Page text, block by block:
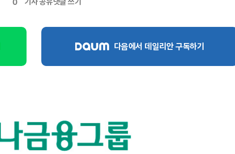
다음에서 데일리안 구독하기